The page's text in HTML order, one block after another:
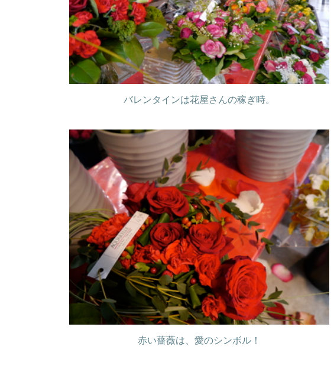
バレンタインは花屋さんの稼ぎ時。
赤い薔薇は、愛のシンボル！